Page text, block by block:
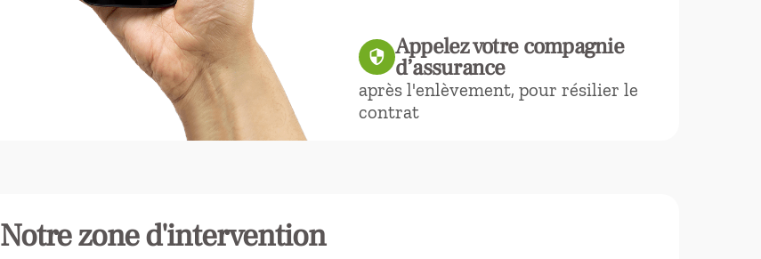
security Appelez votre compagnie
d’assurance
après l'enlèvement, pour résilier le
contrat
Notre zone d'intervention